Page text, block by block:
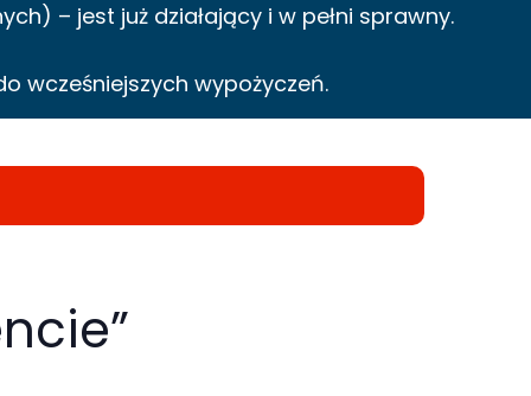
– jest już działający i w pełni sprawny.
wcześniejszych wypożyczeń.